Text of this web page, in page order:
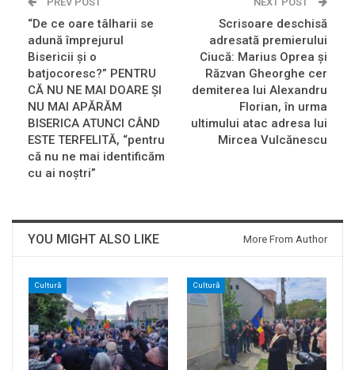
“De ce oare tâlharii se
adună împrejurul
Bisericii și o
batjocoresc?” PENTRU
CĂ NU NE MAI DOARE ȘI
NU MAI APĂRĂM
BISERICA ATUNCI CÂND
ESTE TERFELITĂ, “pentru
că nu ne mai identificăm
cu ai noștri”
Scrisoare deschisă
adresată premierului
Ciucă: Marius Oprea și
Răzvan Gheorghe cer
demiterea lui Alexandru
Florian, în urma
ultimului atac adresa lui
Mircea Vulcănescu
YOU MIGHT ALSO LIKE More From Author
Cultură Cultură